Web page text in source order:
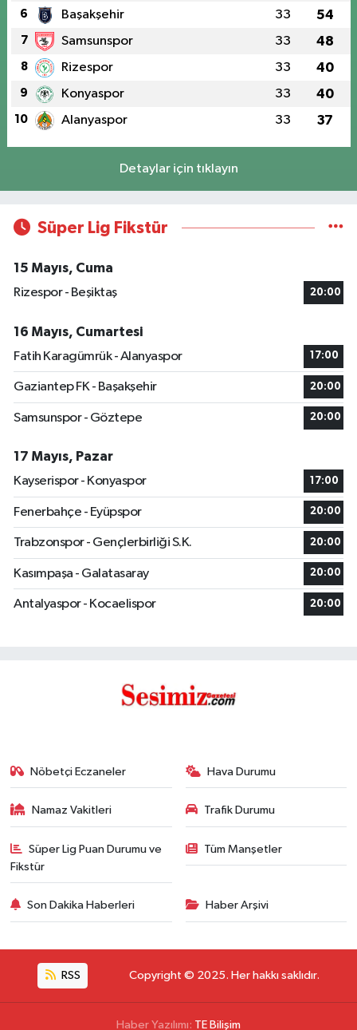
6 Başakşehir 33 54
7 Samsunspor 33 48
8 Rizespor 33 40
9 Konyaspor 33 40
10 Alanyaspor 33 37
Detaylar için tıklayın
Süper Lig Fikstür
15 Mayıs, Cuma
Rizespor - Beşiktaş
20:00
16 Mayıs, Cumartesi
Fatih Karagümrük - Alanyaspor
17:00
Gaziantep FK - Başakşehir 20:00
Samsunspor - Göztepe 20:00
17 Mayıs, Pazar
Kayserispor - Konyaspor
17:00
Fenerbahçe - Eyüpspor 20:00
Trabzonspor - Gençlerbirliği S.K. 20:00
Kasımpaşa - Galatasaray 20:00
Antalyaspor - Kocaelispor 20:00
Nöbetçi Eczaneler Hava Durumu
Namaz Vakitleri Trafik Durumu
Süper Lig Puan Durumu ve
Fikstür
Tüm Manşetler
Son Dakika Haberleri Haber Arşivi
RSS Copyright © 2025. Her hakkı saklıdır.
Haber Yazılımı: TE Bilişim